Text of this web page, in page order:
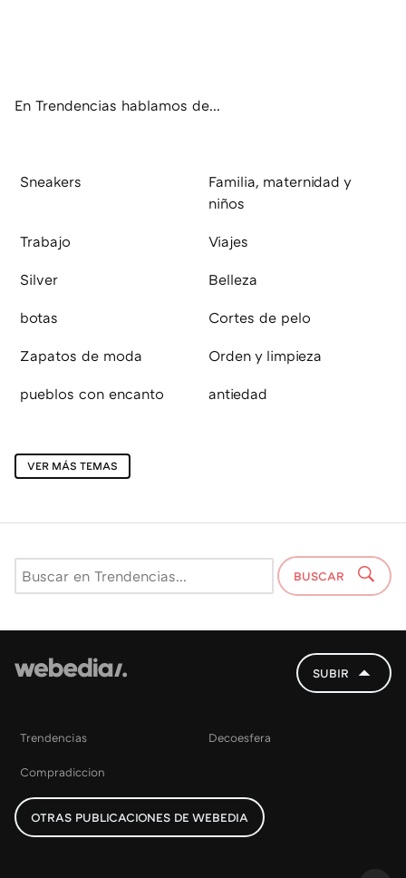
En Trendencias hablamos de...
Sneakers
Familia, maternidad y
niños
Trabajo Viajes
Silver Belleza
botas Cortes de pelo
Zapatos de moda Orden y limpieza
pueblos con encanto antiedad
VER MÁS TEMAS
BUSCAR
SUBIR
Trendencias Decoesfera
Compradiccion
OTRAS PUBLICACIONES DE WEBEDIA